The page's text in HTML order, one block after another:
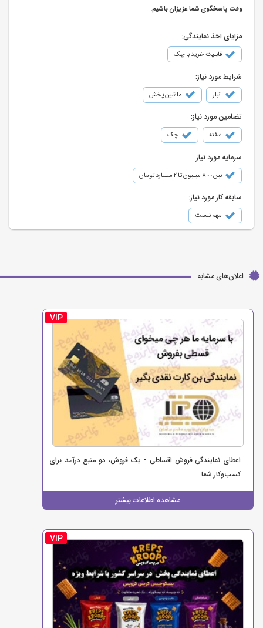
وقت پاسخگوی شما عزیزان باشیم.
مزایای اخذ نمایندگی:
قابلیت خرید با چک
شرایط مورد نیاز:
انبار ماشین پخش
تضامین مورد نیاز:
سفته چک
سرمایه مورد نیاز:
بین ۸۰۰ میلیون تا ۲ میلیارد تومان
سابقه کار مورد نیاز:
مهم نیست
اعلان‌های مشابه
VIP
اعطای نمایندگی فروش اقساطی - یک فروش، دو منبع درآمد برای
کسب‌وکار شما
مشاهده اطلاعات بیشتر
VIP